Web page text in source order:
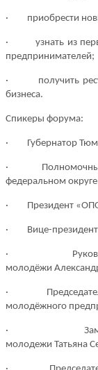
· приобрести
· узнать из
предпринимателей;
· получить
бизнеса.
Спикеры форума:
· Губернатор
·
федеральном округе
· Президент
· Вице-
·
молодёжи
·
молодёжного
·
молодежи Татьяна